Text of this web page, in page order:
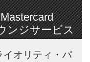
ンジサービス
イオリティ・パ